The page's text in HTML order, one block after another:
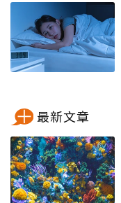
最新文章